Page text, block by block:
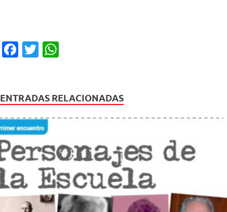
F
e
b
o
o
k
T
er s
A
p
ENTRADAS RELACIONADAS